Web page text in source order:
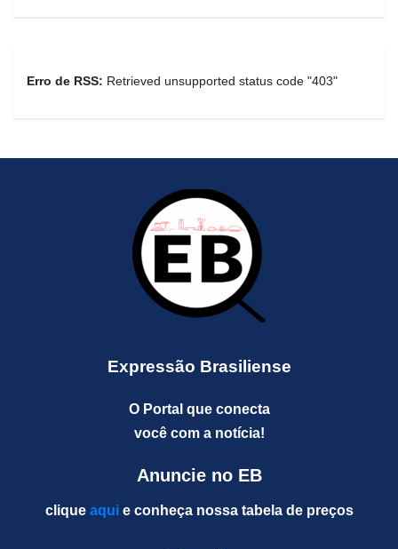
Erro de RSS: Retrieved unsupported status code "403"
Expressão Brasiliense
O Portal que conecta
você com a notícia!
Anuncie no EB
clique aquie conheça nossa tabela de preços